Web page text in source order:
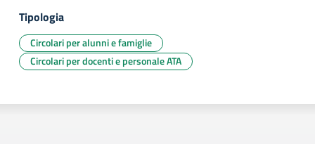
Tipologia
Circolari per alunni e famiglie
Circolari per docenti e personale ATA